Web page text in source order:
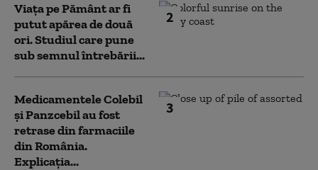
2
Viața pe Pământ ar fi
putut apărea de două
ori. Studiul care pune
sub semnul întrebării...
3
Medicamentele Colebil
și Panzcebil au fost
retrase din farmaciile
din România.
Explicația...